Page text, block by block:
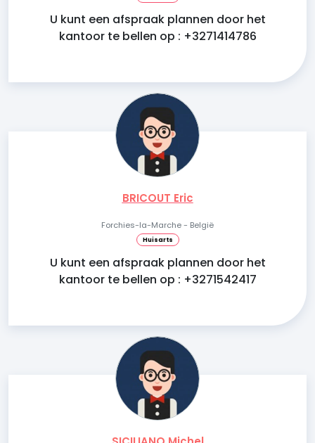
U kunt een afspraak plannen door het
kantoor te bellen op : +3271414786
BRICOUT Eric
Forchies-la-Marche - België
Huisarts
U kunt een afspraak plannen door het
kantoor te bellen op : +3271542417